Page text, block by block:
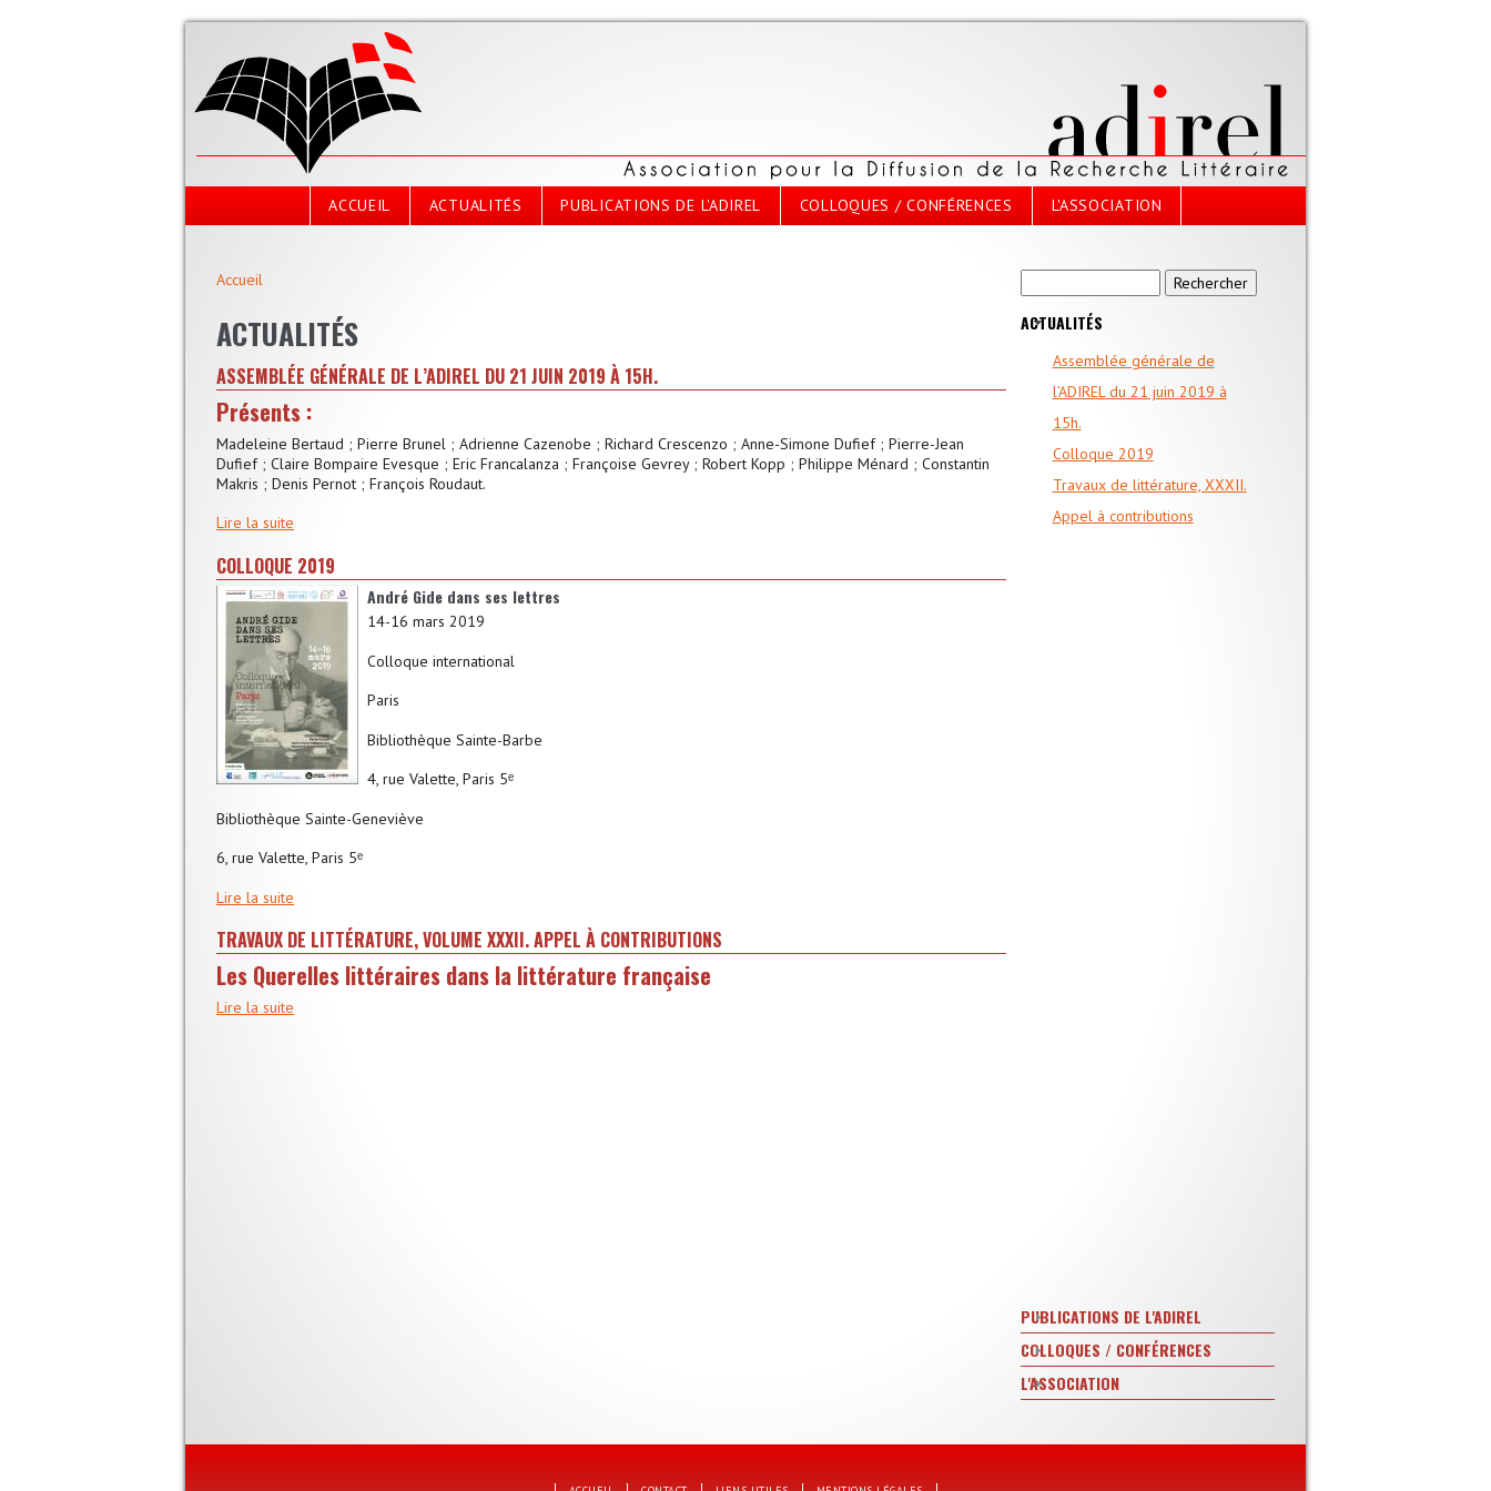
ACCUEIL ACTUALITÉS PUBLICATIONS DE L'ADIREL COLLOQUES / CONFÉRENCES L'ASSOCIATION
Vous êtes ici
Accueil
ACTUALITÉS
ASSEMBLÉE GÉNÉRALE DE L’ADIREL DU 21 JUIN 2019 À 15H.
Présents :
Madeleine Bertaud ; Pierre Brunel ; Adrienne Cazenobe ; Richard Crescenzo ; Anne-Simone Dufief ; Pierre-Jean
Dufief ; Claire Bompaire Evesque ; Eric Francalanza ; Françoise Gevrey ; Robert Kopp ; Philippe Ménard ; Constantin
Makris ; Denis Pernot ; François Roudaut.
Lire la suite
COLLOQUE 2019
André Gide dans ses lettres
14-16 mars 2019
Colloque international
Paris
Bibliothèque Sainte-Barbe
4, rue Valette, Paris 5ᵉ
Bibliothèque Sainte-Geneviève
6, rue Valette, Paris 5ᵉ
Lire la suite
TRAVAUX DE LITTÉRATURE, VOLUME XXXII. APPEL À CONTRIBUTIONS
Les Querelles littéraires dans la littérature française
Lire la suite
Formulaire de recherche
ACTUALITÉS
Assemblée générale de
l’ADIREL du 21 juin 2019 à
15h.
Colloque 2019
Travaux de littérature, XXXII.
Appel à contributions
PUBLICATIONS DE L'ADIREL
COLLOQUES / CONFÉRENCES
L'ASSOCIATION